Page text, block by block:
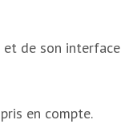
de son
en compte.